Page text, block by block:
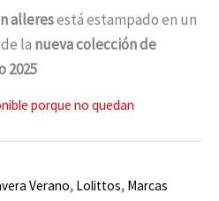
alleresestá estampado en un
la nueva colección de
2025
porque no quedan
Verano, Lolittos, Marcas